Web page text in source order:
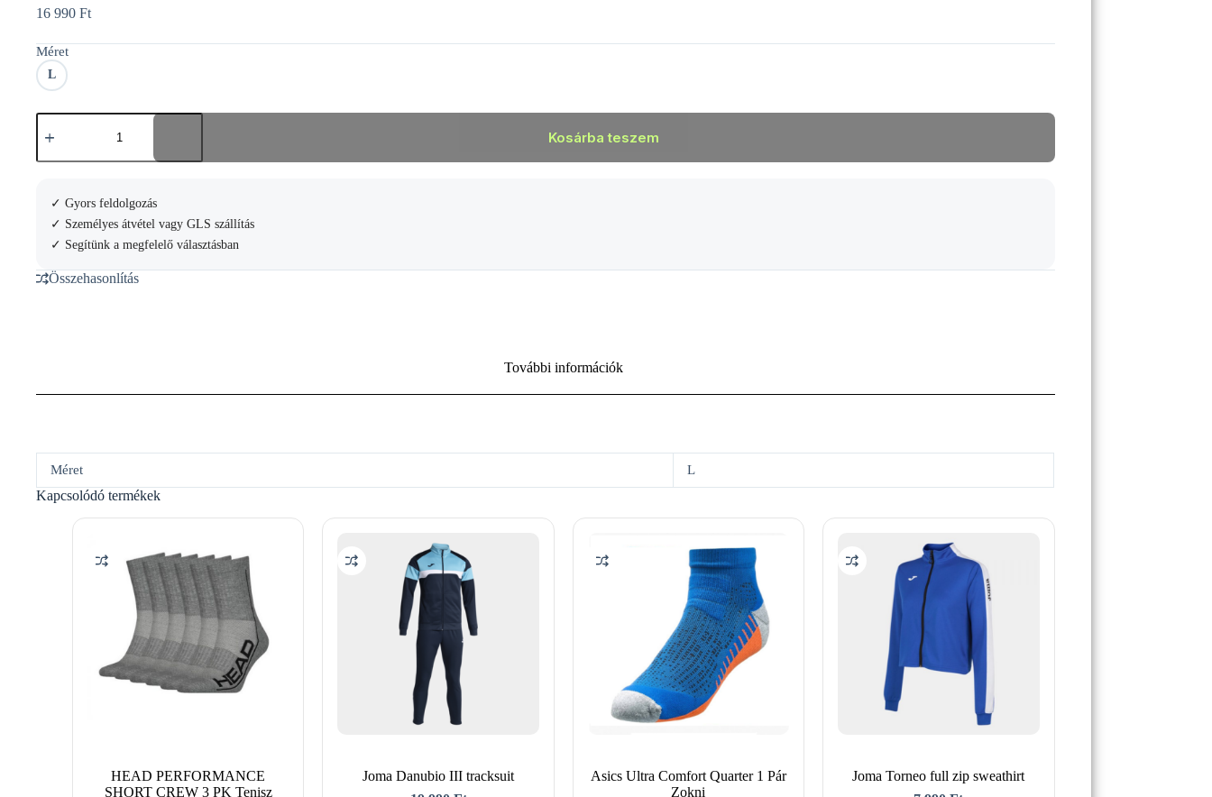
16 990 Ft
Méret
L
Roland
Garros
Performance
mennyiség
Kosárba teszem
✓ Gyors feldolgozás
✓ Személyes átvétel vagy GLS szállítás
✓ Segítünk a megfelelő választásban
Összehasonlítás
További információk
Méret L
Kapcsolódó termékek
HEAD PERFORMANCE
SHORT CREW 3 PK Tenisz
Joma Danubio III tracksuit
Asics Ultra Comfort Quarter 1 Pár
Zokni
Joma Torneo full zip sweathirt